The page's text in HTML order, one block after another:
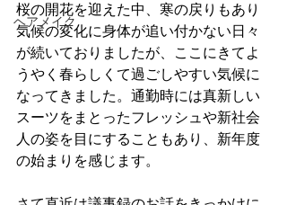
ヘアメイク
桜の開花を迎えた中、寒の戻りもあり
気候の変化に身体が追い付かない日々
が続いておりましたが、ここにきてよ
うやく春らしくて過ごしやすい気候に
なってきました。通勤時には真新しい
スーツをまとったフレッシュや新社会
人の姿を目にすることもあり、新年度
の始まりを感じます。